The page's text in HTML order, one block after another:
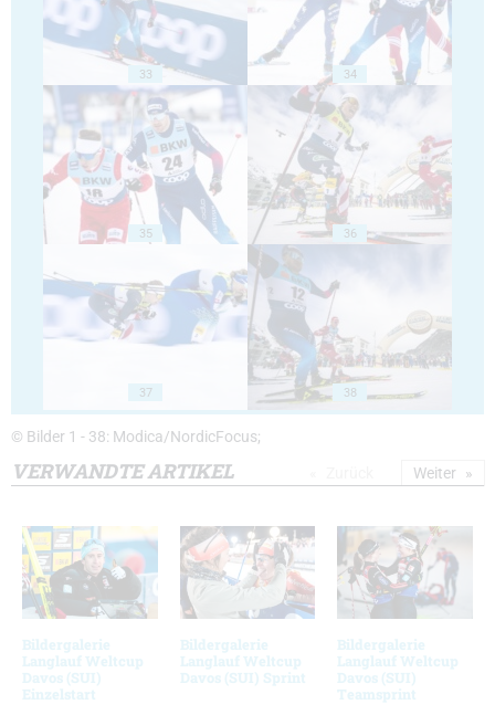
33 34
35 36
37 38
© Bilder 1 - 38: Modica/NordicFocus;
VERWANDTE ARTIKEL
Bildergalerie
Langlauf Weltcup
Davos (SUI)
Einzelstart
Bildergalerie
Langlauf Weltcup
Davos (SUI) Sprint
Bildergalerie
Langlauf Weltcup
Davos (SUI)
Teamsprint
Weiter